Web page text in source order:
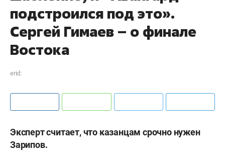
подстроился под это».
Сергей Гимаев – о финале
Востока
erid:
Эксперт считает, что казанцам срочно нужен
Зарипов.